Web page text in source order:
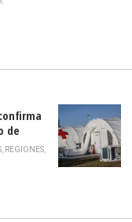
de
, REGIONES,